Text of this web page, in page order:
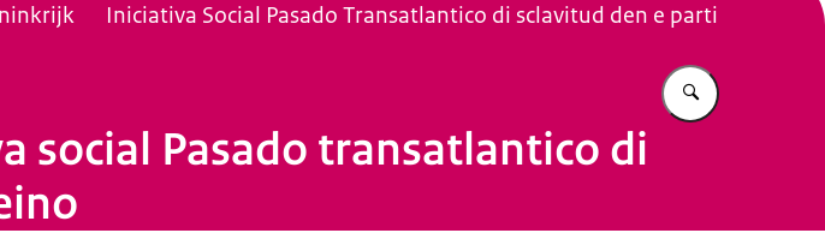
Iniciativa Social Pasado Transatlantico di sclavitud den e parti
social Pasado transatlantico di